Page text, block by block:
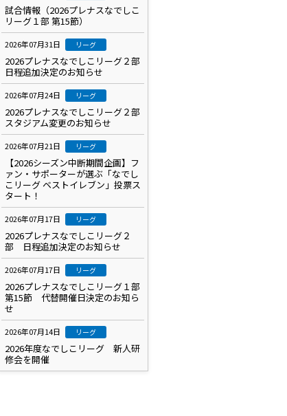
試合情報（2026プレナスなでしこ
リーグ１部 第15節）
2026年07月31日 リーグ
2026プレナスなでしこリーグ２部
日程追加決定のお知らせ
2026年07月24日 リーグ
2026プレナスなでしこリーグ２部
スタジアム変更のお知らせ
2026年07月21日 リーグ
【2026シーズン中断期間企画】フ
ァン・サポーターが選ぶ「なでし
こリーグ ベストイレブン」投票ス
タート！
2026年07月17日 リーグ
2026プレナスなでしこリーグ２
部 日程追加決定のお知らせ
2026年07月17日 リーグ
2026プレナスなでしこリーグ１部
第15節 代替開催日決定のお知ら
せ
2026年07月14日 リーグ
2026年度なでしこリーグ 新人研
修会を開催